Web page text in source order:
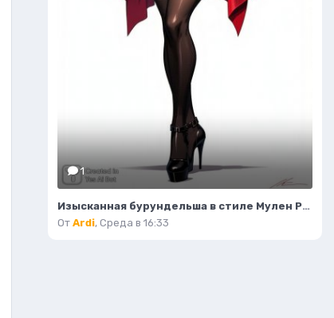
1
Изысканная бурундельша в стиле Мулен Руж: завораживающая мода и красота. Генерация из нейронной сети Flux 1
От Ardi, Среда в 16:33